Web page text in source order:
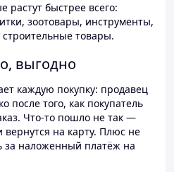
растут быстрее всего:
зоотовары, инструменты,
товары.
выгодно
каждую покупку: продавец
после того, как покупатель
Что-то пошло не так —
вернутся на карту. Плюс не
за наложенный платёж на